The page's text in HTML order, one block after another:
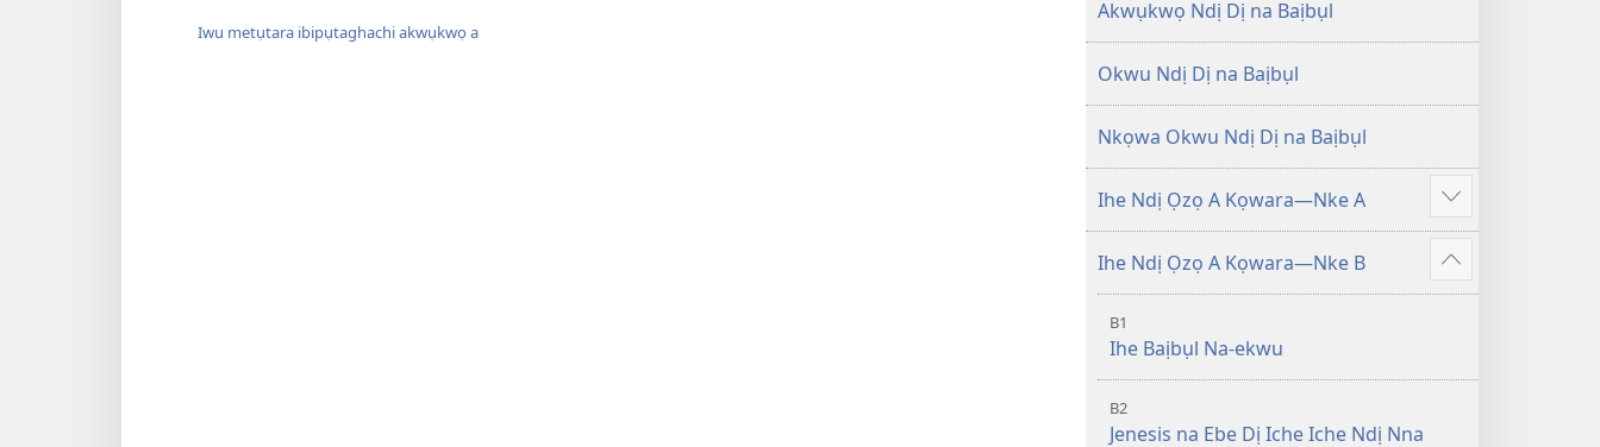
Iwu metụtara ibipụtaghachi akwụkwọ a
Degharịrị
n'Afọ 2013)
Degharịrị
n'Afọ 2013)
Akwụkwọ Ndị Dị na Baịbụl
Okwu Ndị Dị na Baịbụl
Nkọwa Okwu Ndị Dị na Baịbụl
Ihe Ndị Ọzọ A Kọwara—Nke A Gosikwuo
Ihe Ndị Ọzọ A Kọwara—Nke B Gosikwuo
B1
Ihe Baịbụl Na-ekwu
B2
Jenesis na Ebe Dị Iche Iche Ndị Nna